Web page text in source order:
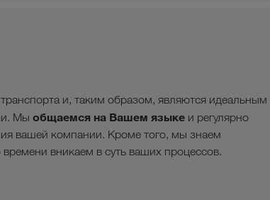
и, таким образом, являются идеальным
Мы общаемся на Вашем языке и регулярно
вашей компании. Кроме того, мы знаем
вникаем в суть ваших процессов.